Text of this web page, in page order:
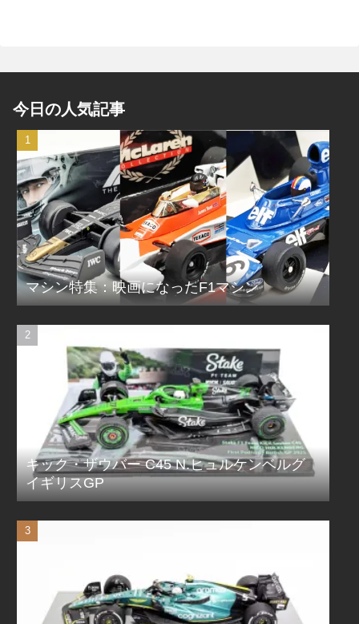
今日の人気記事
マシン特集：映画になったF1マシン
キック・ザウバー C45 N.ヒュルケンベルグ
イギリスGP